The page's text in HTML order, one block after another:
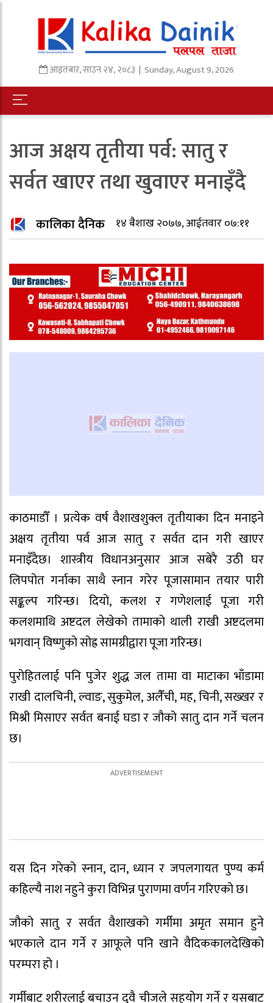
आइतबार,साउन२४,२०८३ | Sunday, August 9, 2026
आज अक्षय तृतीया पर्व: सातु र
सर्वत खाएर तथा खुवाएर मनाइँदै
कालिका दैनिक १४ बैशाख २०७७, आईतवार ०७:११
काठमाडौँ । प्रत्येक वर्ष वैशाखशुक्ल तृतीयाका दिन मनाइने
अक्षय तृतीया पर्व आज सातु र सर्वत दान गरी खाएर
मनाइँदैछ। शास्त्रीय विधानअनुसार आज सबेरै उठी घर
लिपपोत गर्नाका साथै स्नान गरेर पूजासामान तयार पारी
सङ्कल्प गरिन्छ। दियो, कलश र गणेशलाई पूजा गरी
कलशमाथि अष्टदल लेखेको तामाको थाली राखी अष्टदलमा
भगवान् विष्णुको सोह्र सामग्रीद्वारा पूजा गरिन्छ।
पुरोहितलाई पनि पुजेर शुद्ध जल तामा वा माटाका भाँडामा
राखी दालचिनी, ल्वाङ, सुकुमेल, अलैँची, मह, चिनी, सख्खर र
मिश्री मिसाएर सर्वत बनाई घडा र जौको सातु दान गर्ने चलन
छ।
यस दिन गरेको स्नान, दान, ध्यान र जपलगायत पुण्य कर्म
कहिल्यै नाश नहुने कुरा विभिन्न पुराणमा वर्णन गरिएको छ।
जौको सातु र सर्वत वैशाखको गर्मीमा अमृत समान हुने
भएकाले दान गर्ने र आफूले पनि खाने वैदिककालदेखिको
परम्परा हो ।
गर्मीबाट शरीरलाई बचाउन दुवै चीजले सहयोग गर्ने र यसबाट